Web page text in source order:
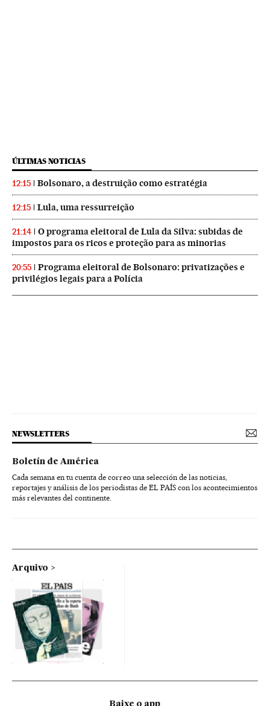
ÚLTIMAS NOTICIAS
12:15 Bolsonaro, a destruição como estratégia
12:15 Lula, uma ressurreição
21:14
O programa eleitoral de Lula da Silva: subidas de
impostos para os ricos e proteção para as minorias
20:55
Programa eleitoral de Bolsonaro: privatizações e
privilégios legais para a Polícia
NEWSLETTERS
Boletín de América
Cada semana en tu cuenta de correo una selección de las noticias,
reportajes y análisis de los periodistas de EL PAÍS con los acontecimientos
más relevantes del continente.
Arquivo
Baixe o app